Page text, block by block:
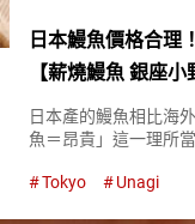
日本鰻魚價格合理
【薪燒鰻魚 銀座小
日本產的鰻魚相比海
魚＝昂貴」這一理所
HONTEN）』。 店內
Tokyo Unagi